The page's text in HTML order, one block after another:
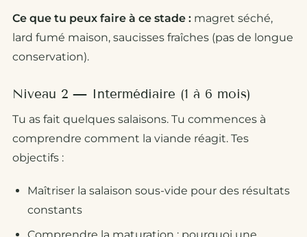
Ce que tu peux faire à ce stade : magret séché,
lard fumé maison, saucisses fraîches (pas de longue
conservation).
Niveau 2 — Intermédiaire (1 à 6 mois)
Tu as fait quelques salaisons. Tu commences à
comprendre comment la viande réagit. Tes
objectifs :
Maîtriser la salaison sous-vide pour des résultats
constants